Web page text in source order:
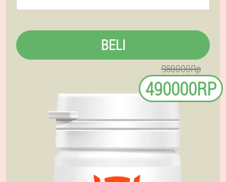
BELI
980000Rp
490000RP